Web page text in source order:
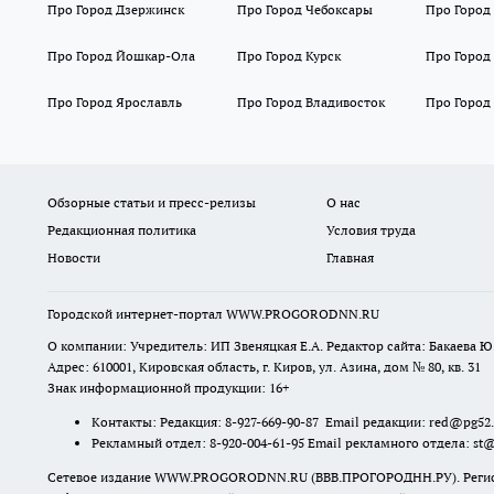
Про Город Дзержинск Про Город Чебоксары Про Город
Про Город Йошкар-Ола Про Город Курск Про
Про Город Ярославль Про Город Владивосток Про Город
Обзорные статьи и пресс-релизы О нас
Редакционная политика
Условия труда
Новости
Главная
Городской интернет-портал WWW.PROGORODNN.RU
О компании: Учредитель: ИП Звеняцкая Е.А. Редактор сайта: Бакаева
Адрес: 610001, Кировская область, г. Киров, ул. Азина, дом № 80, кв. 31
Знак информационной продукции: 16+
Контакты: Редакция: 8-927-669-90-87 Email редакции:
Рекламный отдел: 8-920-004-61-95 Email рекламного отдела:
Сетевое издание WWW.PROGORODNN.RU (ВВВ.ПРОГОРОДНН.РУ).